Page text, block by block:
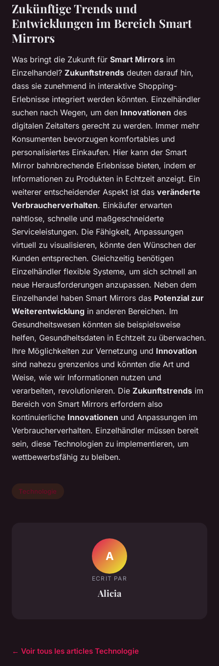
Zukünftige Trends und
Entwicklungen im Bereich Smart
Mirrors
Was bringt die Zukunft für Smart Mirrors im
Einzelhandel? Zukunftstrends deuten darauf hin,
dass sie zunehmend in interaktive Shopping-
Erlebnisse integriert werden könnten. Einzelhändler
suchen nach Wegen, um den Innovationen des
digitalen Zeitalters gerecht zu werden. Immer mehr
Konsumenten bevorzugen komfortables und
personalisiertes Einkaufen. Hier kann der Smart
Mirror bahnbrechende Erlebnisse bieten, indem er
Informationen zu Produkten in Echtzeit anzeigt. Ein
weiterer entscheidender Aspekt ist das veränderte
Verbraucherverhalten. Einkäufer erwarten
nahtlose, schnelle und maßgeschneiderte
Serviceleistungen. Die Fähigkeit, Anpassungen
virtuell zu visualisieren, könnte den Wünschen der
Kunden entsprechen. Gleichzeitig benötigen
Einzelhändler flexible Systeme, um sich schnell an
neue Herausforderungen anzupassen. Neben dem
Einzelhandel haben Smart Mirrors das Potenzial zur
Weiterentwicklung in anderen Bereichen. Im
Gesundheitswesen könnten sie beispielsweise
helfen, Gesundheitsdaten in Echtzeit zu überwachen.
Ihre Möglichkeiten zur Vernetzung und Innovation
sind nahezu grenzenlos und könnten die Art und
Weise, wie wir Informationen nutzen und
verarbeiten, revolutionieren. Die Zukunftstrends im
Bereich von Smart Mirrors erfordern also
kontinuierliche Innovationen und Anpassungen im
Verbraucherverhalten. Einzelhändler müssen bereit
sein, diese Technologien zu implementieren, um
wettbewerbsfähig zu bleiben.
Technologie
A
ECRIT PAR
Alicia
← Voir tous les articles Technologie